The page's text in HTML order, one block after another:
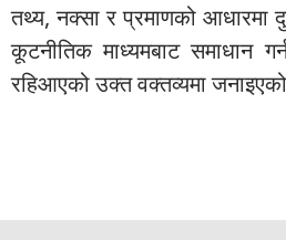
तथ्य, नक्सा र प्रमाणको आधारमा
कूटनीतिक माध्यमबाट समाधान
रहिआएको उक्त वक्तव्यमा